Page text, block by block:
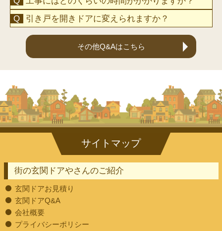
引き戸を開きドアに変えられますか？
その他Q&Aはこちら
街の玄関ドアやさんのご紹介
玄関ドアお見積り
玄関ドアQ&A
会社概要
プライバシーポリシー